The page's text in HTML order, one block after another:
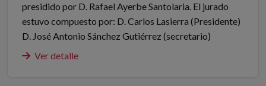
presidido por D. Rafael Ayerbe Santolaria. El jurado
estuvo compuesto por: D. Carlos Lasierra (Presidente)
D. José Antonio Sánchez Gutiérrez (secretario)
Ver detalle